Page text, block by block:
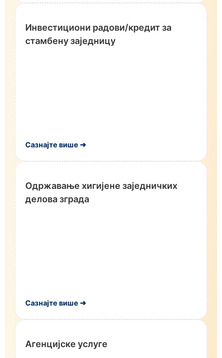
Инвестициони радови/кредит за
стамбену заједницу
Сазнајте више ➜
Одржавање хигијене заједничких
делова зграда
Сазнајте више ➜
Агенцијске услуге